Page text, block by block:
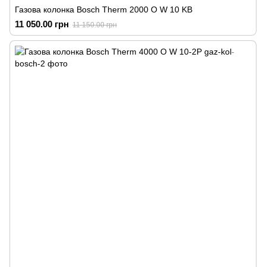
Газова колонка Bosch Therm 2000 O W 10 KB
11 050.00 грн 11 150.00 грн